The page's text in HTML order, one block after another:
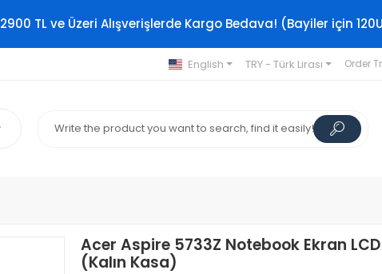
2900 TL ve Üzeri Alışverişlerde Kargo Bedava! (Bayiler için
English TRY - Türk Lirası Order
Acer Aspire 5733Z Notebook Ekran
(Kalın Kasa)